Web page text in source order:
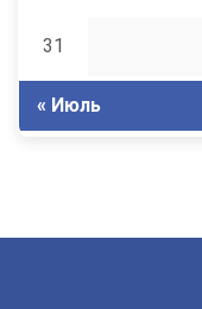
31
« Июль